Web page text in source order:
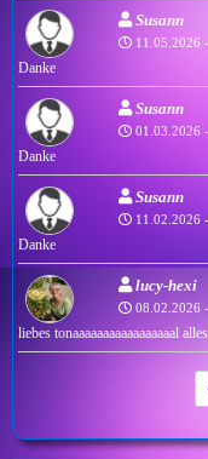
Susann
11.05.2026
Danke
Susann
01.03.2026
Danke
Susann
11.02.2026
Danke
lucy-hexi
08.02.2026
liebes tonaaaaaaaaaaaaaaaaal